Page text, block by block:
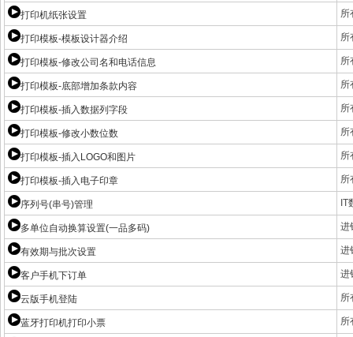
打印机纸张设置 所
打印模板-模板设计器介绍 所
打印模板-修改公司名和电话信息 所
打印模板-底部增加条款内容 所
打印模板-插入数据列字段 所
打印模板-修改小数位数 所
打印模板-插入LOGO和图片 所
打印模板-插入电子印章 所
序列号(串号)管理 IT
多单位自动换算设置(一品多码) 进
有效期与批次设置 进
客户手机下订单 进
云版手机登陆 所
蓝牙打印机打印小票 所